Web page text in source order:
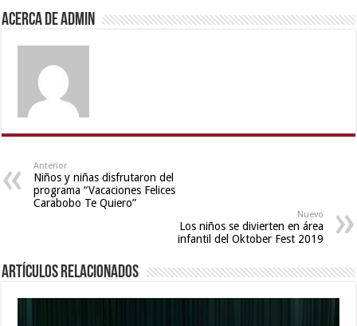
brazzers
xxx
hindi
story
sex
video,
with
bit
porn
Acerca de admin
Anterior
Niños y niñas disfrutaron del
programa “Vacaciones Felices
Carabobo Te Quiero”
Nuevo
Los niños se divierten en área
infantil del Oktober Fest 2019
Artículos relacionados